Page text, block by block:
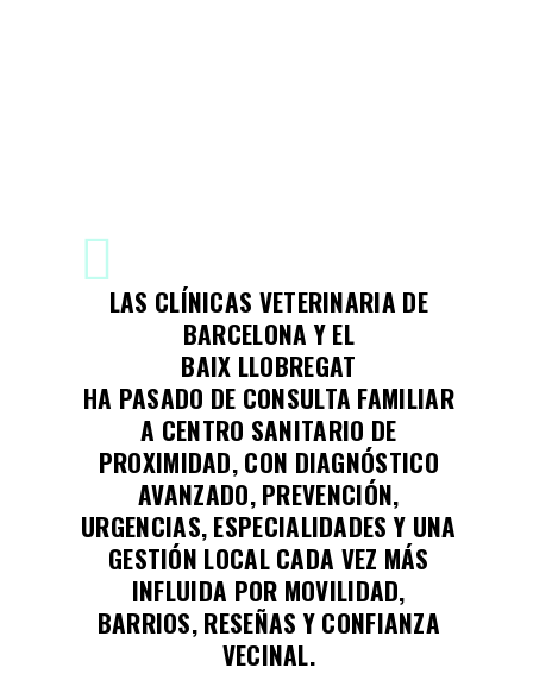
LAS CLÍNICAS VETERINARIA DE
BARCELONA Y EL
BAIX LLOBREGAT
HA PASADO DE CONSULTA FAMILIAR
A CENTRO SANITARIO DE
PROXIMIDAD, CON DIAGNÓSTICO
AVANZADO, PREVENCIÓN,
URGENCIAS, ESPECIALIDADES Y UNA
GESTIÓN LOCAL CADA VEZ MÁS
INFLUIDA POR MOVILIDAD,
BARRIOS, RESEÑAS Y CONFIANZA
VECINAL.